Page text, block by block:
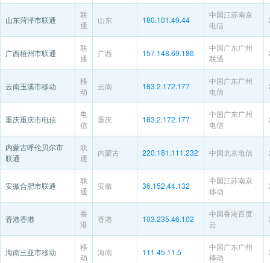
山东菏泽市联通
联
通
山东 180.101.49.44
中国江苏南京
电信
广西梧州市联通
联
通
广西 157.148.69.186
中国广东广州
联通
云南玉溪市移动
移
动
云南 183.2.172.177
中国广东广州
电信
重庆重庆市电信
电
信
重庆 183.2.172.177
中国广东广州
电信
内蒙古呼伦贝尔市
联通
联
通
内蒙古 220.181.111.232 中国北京电信
安徽合肥市联通
联
通
安徽 36.152.44.132
中国江苏南京
移动
香港香港
香
港
香港 103.235.46.102
中国香港百度
云
海南三亚市移动
移
动
海南 111.45.11.5
中国广东广州
移动